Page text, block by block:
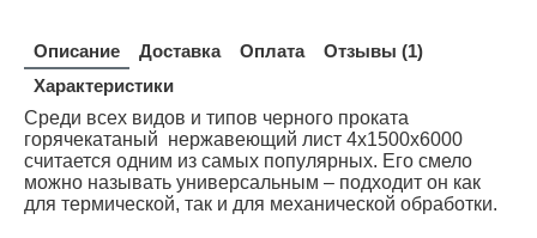
Описание Доставка Оплата
Отзывы (1)
Характеристики
Среди всех видов и типов черного проката
горячекатаный нержавеющий лист 4х1500х6000
считается одним из самых популярных. Его смело
можно называть универсальным – подходит он как
для термической, так и для механической обработки.